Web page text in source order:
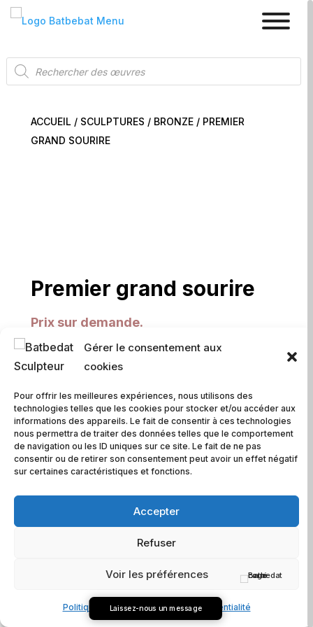
Gérer le consentement aux
cookies
Pour offrir les meilleures expériences, nous utilisons des
technologies telles que les cookies pour stocker et/ou accéder aux
informations des appareils. Le fait de consentir à ces technologies
nous permettra de traiter des données telles que le comportement
de navigation ou les ID uniques sur ce site. Le fait de ne pas
consentir ou de retirer son consentement peut avoir un effet négatif
sur certaines caractéristiques et fonctions.
Accepter
Refuser
Voir les préférences
Politique de cookiesCharte de confidentialité
Recherche
de
produits
ACCUEIL / SCULPTURES / BRONZE / PREMIER
GRAND SOURIRE
Premier grand sourire
Prix sur demande.
COMMANDER
Description
Informations complémentaires
Dans la continuité de son travail sur la joie, le
1er grand sourire, son premier bronze coulé
d’après ses innombrables sourires en terre,
qu’il traduit, prend une place aussi singulière
que naturelle dans l’espace, telle que
l’évidence d’être heureux. Discret et
Laissez-nous un message